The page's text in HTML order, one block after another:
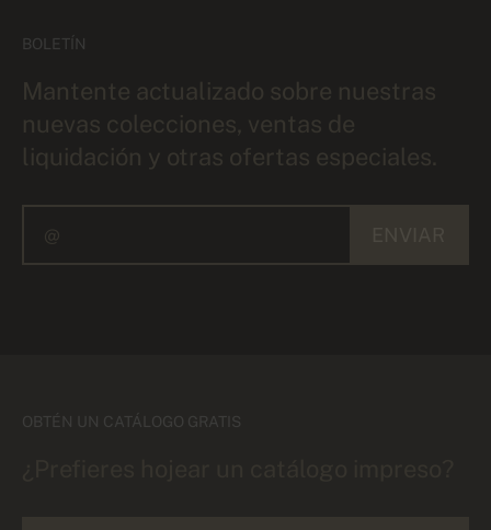
BOLETÍN
Mantente actualizado sobre nuestras
nuevas colecciones, ventas de
liquidación y otras ofertas especiales.
OBTÉN UN CATÁLOGO GRATIS